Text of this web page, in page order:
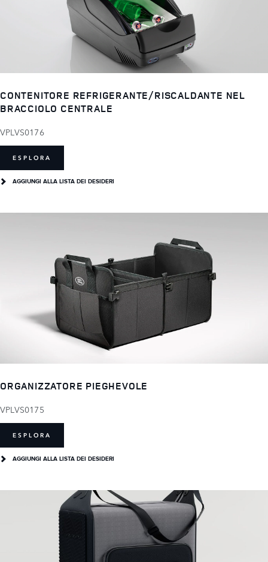
CONTENITORE REFRIGERANTE/RISCALDANTE NEL
BRACCIOLO CENTRALE
VPLVS0176
ESPLORA
AGGIUNGI ALLA LISTA DEI DESIDERI
ORGANIZZATORE PIEGHEVOLE
VPLVS0175
ESPLORA
AGGIUNGI ALLA LISTA DEI DESIDERI